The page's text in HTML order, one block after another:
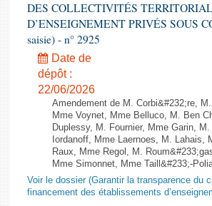
DES COLLECTIVITÉS
D’ENSEIGNEMENT PRIVÉS SOUS
saisie) - n° 2925
Date de
dépôt :
22/06/2026
Amendement de M. Corbi&#232;re,
Mme Voynet, Mme Belluco, M. Ben
Duplessy, M. Fournier, Mme Garin,
Iordanoff, Mme Laernoes, M.
Raux, Mme Regol, M.
Mme Simonnet, Mme Taill&#233;-
Voir le dossier (Garantir la transparence du
financement des établissements